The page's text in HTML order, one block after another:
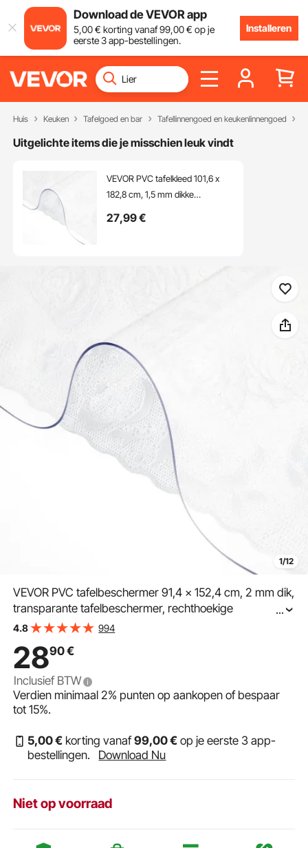
Download de VEVOR app
5,00€ korting vanaf99,00€ op je
eerste 3 app-bestellingen.
Installeren
Huis Keuken Tafelgoed en bar Tafellinnengoed en keukenlinnengoed
Uitgelichte items die je misschien leuk vindt
VEVOR PVC tafelkleed 101,6 x
182,8 cm, 1,5 mm dikke
rechthoekige transparante
27,99€
1/12
VEVOR PVC tafelbeschermer 91,4 x 152,4 cm, 2 mm dik,
transparante tafelbeschermer, rechthoekige
transparante bureaumat, waterdichte PVC
...
4.8 994
2890€
Inclusief BTW
Verdien minimaal2% punten op aankopen of bespaar
tot15%.
5,00€ korting vanaf99,00€ op je eerste 3 app-
bestellingen.
Download Nu
Niet op voorraad